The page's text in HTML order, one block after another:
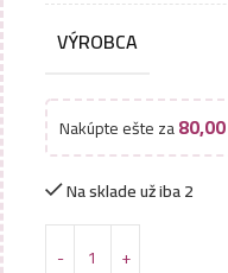
VÝROBCA
Nakúpte ešte za80,00
Na sklade už iba 2